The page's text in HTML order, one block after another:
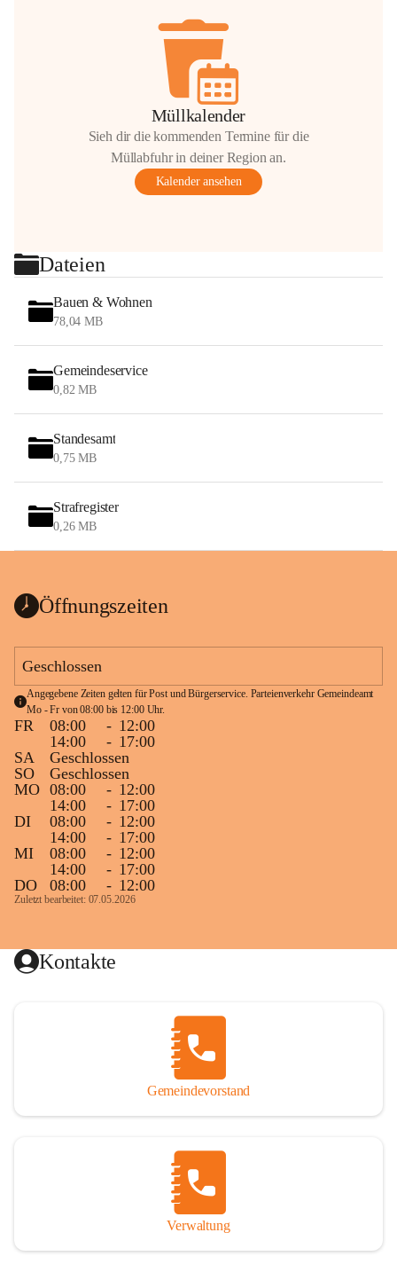
Müllkalender
Sieh dir die kommenden Termine für die
Müllabfuhr in deiner Region an.
Kalender ansehen
Dateien
Bauen & Wohnen
78,04 MB
Gemeindeservice
0,82 MB
Standesamt
0,75 MB
Strafregister
0,26 MB
Öffnungszeiten
Geschlossen
Angegebene Zeiten gelten für Post und Bürgerservice. Parteienverkehr Gemeindeamt
Mo - Fr von 08:00 bis 12:00 Uhr.
FR 08:00 - 12:00
14:00
- 17:00
SA
Geschlossen
SO
Geschlossen
MO 08:00 - 12:00
14:00
- 17:00
DI
08:00 - 12:00
14:00
- 17:00
MI
08:00 - 12:00
14:00
- 17:00
DO
08:00 - 12:00
Zuletzt bearbeitet: 07.05.2026
Kontakte
Gemeindevorstand
Verwaltung